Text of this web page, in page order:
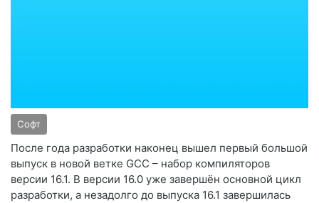
Софт
После года разработки наконец вышел первый большой
выпуск в новой ветке GCC – набор компиляторов
версии 16.1. В версии 16.0 уже завершён основной цикл
разработки, а незадолго до выпуска 16.1 завершилась